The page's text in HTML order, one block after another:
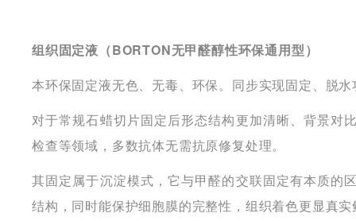
组织固定液（BORTON无甲醛醇性环保通用型）
本环保固定液无色、无毒、环保。同步实现固定、脱
对于常规石蜡切片固定后形态结构更加清晰、背景对
检查等领域，多数抗体无需抗原修复处理。
其固定属于沉淀模式，它与甲醛的交联固定有本质的
结构，同时能保护细胞膜的完整性，组织着色更显真